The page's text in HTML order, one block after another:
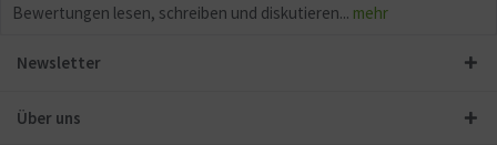
Bewertungen lesen, schreiben und diskutieren... mehr
Newsletter
Über uns